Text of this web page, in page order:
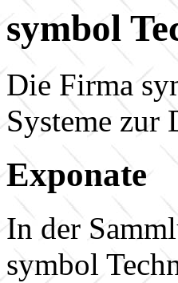
symbol
Die Firma
Systeme zur
Exponate
In der
symbol